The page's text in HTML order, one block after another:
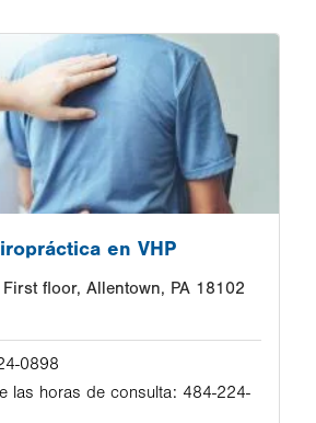
en VHP
floor, Allentown, PA 18102
0898
las horas de consulta: 484-224-